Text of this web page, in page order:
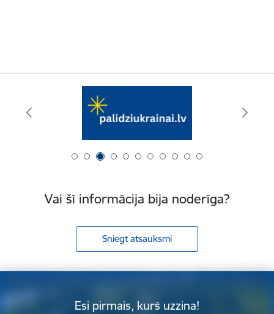
Vai šī informācija bija noderīga?
Sniegt atsauksmi
Esi pirmais, kurš uzzina!